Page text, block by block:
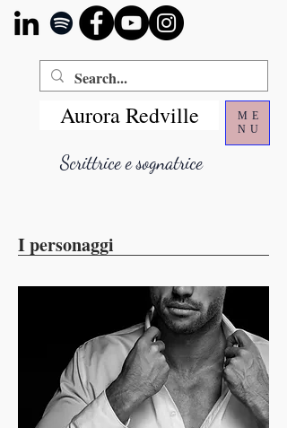
ME
NU
Scrittrice e sognatrice
Aurora Redville
I personaggi